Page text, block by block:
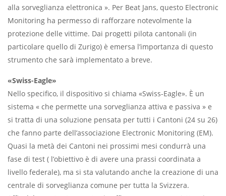
alla sorveglianza elettronica ». Per Beat Jans, questo Electronic
Monitoring ha permesso di rafforzare notevolmente la
protezione delle vittime. Dai progetti pilota cantonali (in
particolare quello di Zurigo) è emersa l’importanza di questo
strumento che sarà implementato a breve.
«Swiss-Eagle»
Nello specifico, il dispositivo si chiama «Swiss-Eagle». È un
sistema « che permette una sorveglianza attiva e passiva » e
si tratta di una soluzione pensata per tutti i Cantoni (24 su 26)
che fanno parte dell’associazione Electronic Monitoring (EM).
Quasi la metà dei Cantoni nei prossimi mesi condurrà una
fase di test ( l’obiettivo è di avere una prassi coordinata a
livello federale), ma si sta valutando anche la creazione di una
centrale di sorveglianza comune per tutta la Svizzera.